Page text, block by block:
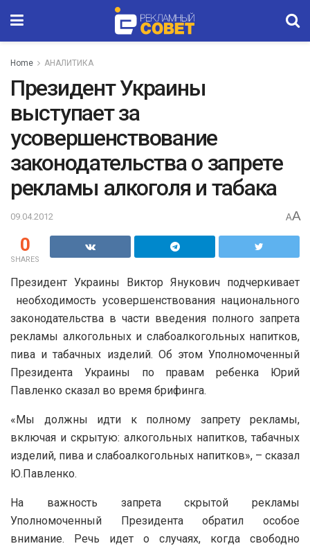
Home АНАЛИТИКА
Президент Украины
выступает за
усовершенствование
законодательства о запрете
рекламы алкоголя и табака
09.04.2012 AA
0
SHARES
Президент Украины Виктор Янукович подчеркивает
необходимость усовершенствования национального
законодательства в части введения полного запрета
рекламы алкогольных и слабоалкогольных напитков,
пива и табачных изделий. Об этом Уполномоченный
Президента Украины по правам ребенка Юрий
Павленко сказал во время брифинга.
«Мы должны идти к полному запрету рекламы,
включая и скрытую: алкогольных напитков, табачных
изделий, пива и слабоалкогольных напитков», – сказал
Ю.Павленко.
На важность запрета скрытой рекламы
Уполномоченный Президента обратил особое
внимание. Речь идет о случаях, когда свободно